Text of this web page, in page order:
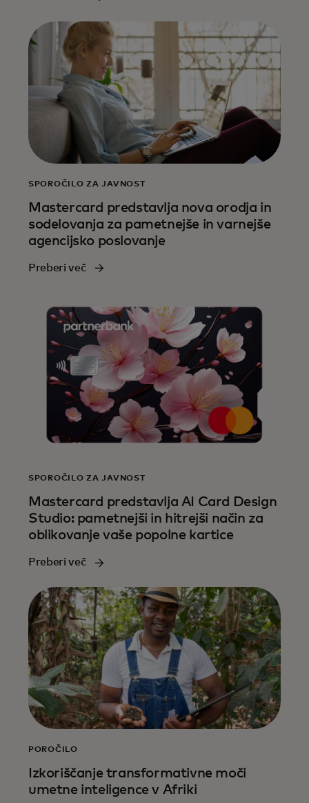
SPOROČILO ZA JAVNOST
Mastercard predstavlja nova orodja in
sodelovanja za pametnejše in varnejše
agencijsko poslovanje
Preberi več
SPOROČILO ZA JAVNOST
Mastercard predstavlja AI Card Design
Studio: pametnejši in hitrejši način za
oblikovanje vaše popolne kartice
Preberi več
POROČILO
Izkoriščanje transformativne moči
umetne inteligence v Afriki